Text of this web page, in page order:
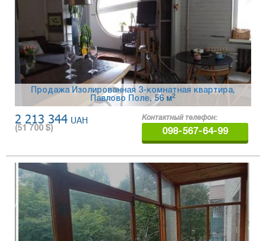
Продажа Изолированная 3-комнатная квартира,
Павлово Поле, 56 м 2
2 213 344 UAH
(51 700 $)
Контактный телефон:
098-567-64-99